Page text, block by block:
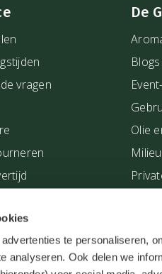
te personaliseren,
analyseren. Ook delen we
vragen
De
Blogs
Olie
bij